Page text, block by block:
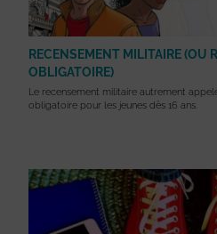
RECENSEMENT MILITAIRE (OU
OBLIGATOIRE)
Le recensement militaire autrement
obligatoire pour les jeunes dès 16 ans.